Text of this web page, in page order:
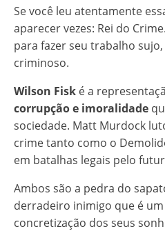
Se você leu atentamente
aparecer vezes: Rei do
para fazer seu trabalho
criminoso.
Wilson Fisk é a
corrupção e imoralidade
sociedade. Matt Murdock
crime tanto como o
em batalhas legais pelo
Ambos são a pedra do
derradeiro inimigo que é
concretização dos seus